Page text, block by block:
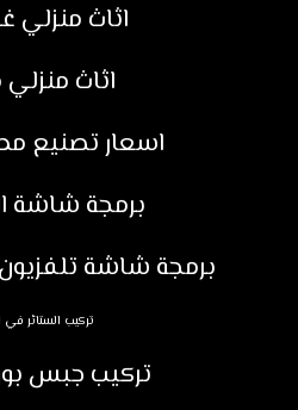
اثاث منزلي
اثاث
اسعار تصنيع
برمجة شاشة
برمجة شاشة تلفزيون
تركيب الستائر
تركيب جبس